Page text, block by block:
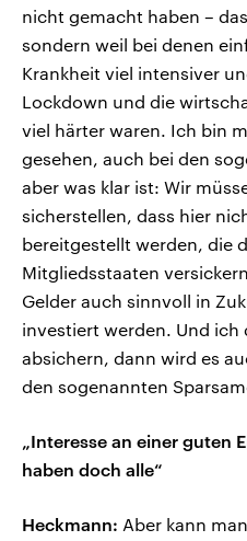
nicht gemacht haben –
sondern weil bei denen
Krankheit viel intensiver
Lockdown und die
viel härter waren. Ich bin
gesehen, auch bei den
aber was klar ist: Wir
sicherstellen, dass hier
bereitgestellt werden, die
Mitgliedsstaaten
Gelder auch sinnvoll in
investiert werden. Und ich
absichern, dann wird es
den sogenannten
„Interesse an einer guten
haben doch alle“
Heckmann: Aber kann